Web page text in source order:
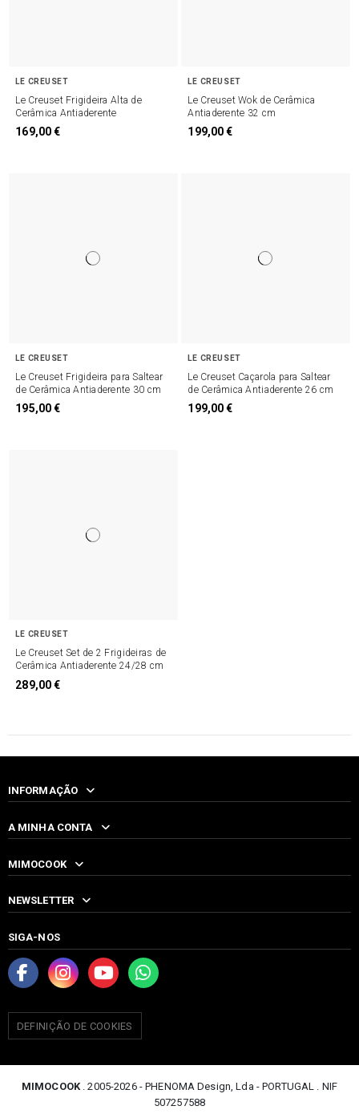
LE CREUSET
Le Creuset Frigideira Alta de
Cerâmica Antiaderente
169,00 €
LE CREUSET
Le Creuset Wok de Cerâmica
Antiaderente 32 cm
199,00 €
LE CREUSET
Le Creuset Frigideira para Saltear
de Cerâmica Antiaderente 30 cm
195,00 €
LE CREUSET
Le Creuset Caçarola para Saltear
de Cerâmica Antiaderente 26 cm
199,00 €
LE CREUSET
Le Creuset Set de 2 Frigideiras de
Cerâmica Antiaderente 24/28 cm
289,00 €
INFORMAÇÃO
A MINHA CONTA
MIMOCOOK
NEWSLETTER
SIGA-NOS
DEFINIÇÃO DE COOKIES
MIMOCOOK. 2005-2026 - PHENOMA Design, Lda - PORTUGAL . NIF
507257588